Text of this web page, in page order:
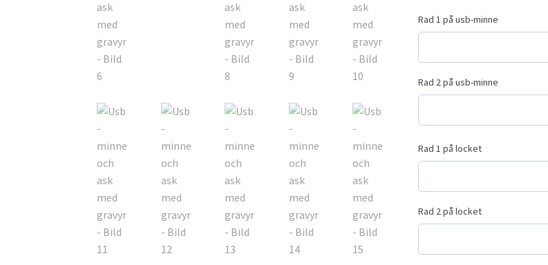
Rad 1 på usb-minne
Rad 2 på usb-minne
Rad 1 på locket
Rad 2 på locket